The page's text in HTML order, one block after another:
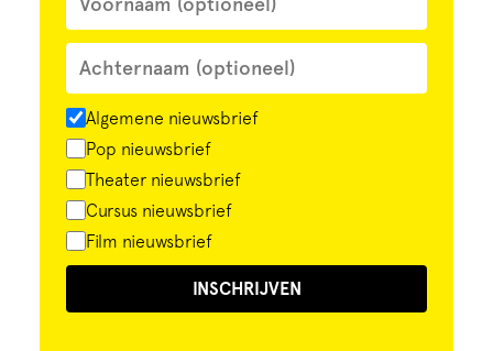
Algemene nieuwsbrief
Pop nieuwsbrief
Theater nieuwsbrief
Cursus nieuwsbrief
Film nieuwsbrief
INSCHRIJVEN